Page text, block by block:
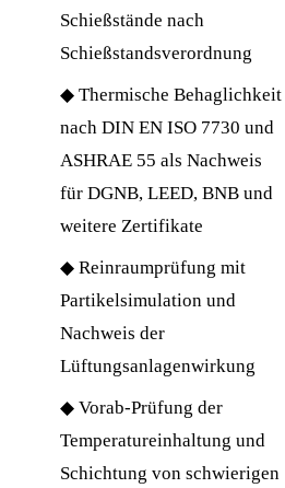
Schießstände nach
Schießstandsverordnung
◆ Thermische Behaglichkeit
nach DIN EN ISO 7730 und
ASHRAE 55 als Nachweis
für DGNB, LEED, BNB und
weitere Zertifikate
◆ Reinraumprüfung mit
Partikelsimulation und
Nachweis der
Lüftungsanlagenwirkung
◆ Vorab-Prüfung der
Temperatureinhaltung und
Schichtung von schwierigen